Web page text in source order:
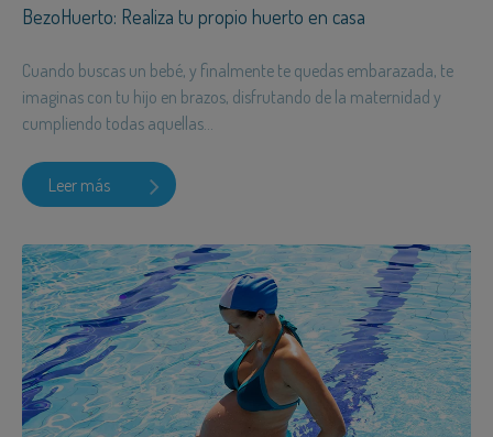
BezoHuerto: Realiza tu propio huerto en casa
Cuando buscas un bebé, y finalmente te quedas embarazada, te
imaginas con tu hijo en brazos, disfrutando de la maternidad y
cumpliendo todas aquellas...
Leer más